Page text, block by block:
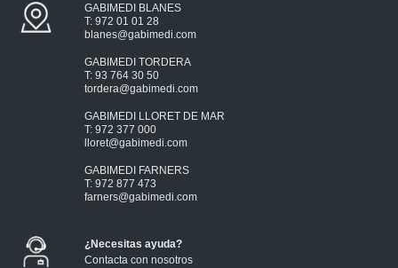
GABIMEDI BLANES
T: 972 01 01 28
blanes@gabimedi.com
GABIMEDI TORDERA
T: 93 764 30 50
tordera@gabimedi.com
GABIMEDI LLORET DE MAR
T: 972 377 000
lloret@gabimedi.com
GABIMEDI FARNERS
T: 972 877 473
farners@gabimedi.com
¿Necesitas ayuda?
Contacta con nosotros